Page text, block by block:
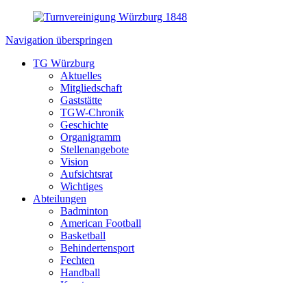
Navigation überspringen
TG Würzburg
Aktuelles
Mitgliedschaft
Gaststätte
TGW-Chronik
Geschichte
Organigramm
Stellenangebote
Vision
Aufsichtsrat
Wichtiges
Abteilungen
Badminton
American Football
Basketball
Behindertensport
Fechten
Handball